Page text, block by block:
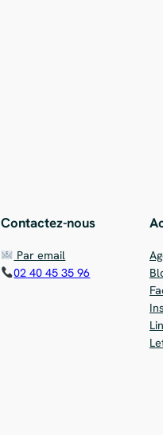
Contactez-nous
Par email
02 40 45 35 96